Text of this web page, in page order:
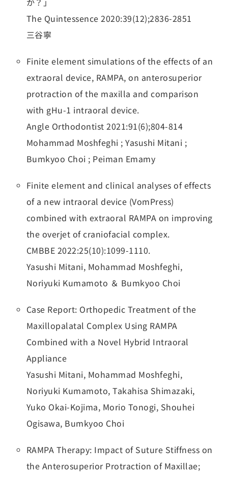
The Quintessence 2020:39(12);2836-2851
三谷寧
Finite element simulations of the effects of an
extraoral device, RAMPA, on anterosuperior
protraction of the maxilla and comparison
with gHu-1 intraoral device.
Angle Orthodontist 2021:91(6);804-814
Mohammad Moshfeghi ; Yasushi Mitani ;
Bumkyoo Choi ; Peiman Emamy
Finite element and clinical analyses of effects
of a new intraoral device (VomPress)
combined with extraoral RAMPA on improving
the overjet of craniofacial complex.
CMBBE 2022:25(10):1099-1110.
Yasushi Mitani, Mohammad Moshfeghi,
Noriyuki Kumamoto ＆ Bumkyoo Choi
Case Report: Orthopedic Treatment of the
Maxillopalatal Complex Using RAMPA
Combined with a Novel Hybrid Intraoral
Appliance
Yasushi Mitani, Mohammad Moshfeghi,
Noriyuki Kumamoto, Takahisa Shimazaki,
Yuko Okai-Kojima, Morio Tonogi, Shouhei
Ogisawa, Bumkyoo Choi
RAMPA Therapy: Impact of Suture Stiffness on
the Anterosuperior Protraction of Maxillae;